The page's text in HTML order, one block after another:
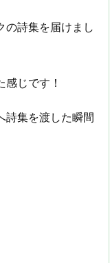
の詩集を届けまし
じです！
詩集を渡した瞬間